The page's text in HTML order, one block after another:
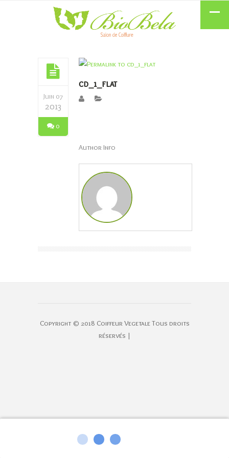
Juin 07
2013
0
cd_1_flat
Author Info
Copyright © 2018 Coiffeur Vegetale Tous droits
réservés |